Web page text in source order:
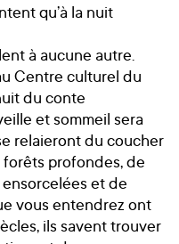
qu’à la nuit
à aucune autre.
Centre culturel du
du conte
et sommeil sera
relaieront du coucher
profondes, de
et de
vous entendrez ont
ils savent trouver